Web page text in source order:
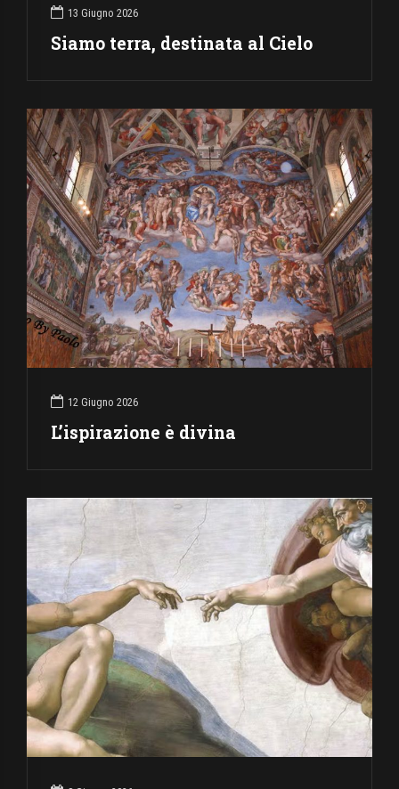
13 Giugno 2026
Siamo terra, destinata al Cielo
12 Giugno 2026
L’ispirazione è divina